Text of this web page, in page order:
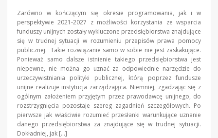
Zarówno w kończącym się okresie programowania, jak i w
perspektywie 2021-2027 z możliwości korzystania ze wsparcia
funduszy unijnych zostały wykluczone przedsiębiorstwa znajdujące
się w trudnej sytuacji w rozumieniu przepisów prawa pomocy
publicznej. Takie rozwiązanie samo w sobie nie jest zaskakujące.
Ponieważ samo dalsze istnienie takiego przedsiębiorstwa jest
niepewne, nie można go uznać za odpowiednie narzędzie do
urzeczywistniania polityki publicznej, którą poprzez fundusze
unijne realizuje instytucja zarządzająca. Niemniej, zgadzając się z
ogólnym założeniem przyjętym przez prawodawcę unijnego, do
rozstrzygnięcia pozostaje szereg zagadnień szczegółowych. Po
pierwsze jak właściwie rozumieć przesłanki warunkujące uznanie
danego przedsiębiorstwa za znajdujące się w trudnej sytuacji.
Dokładniej, jak […]